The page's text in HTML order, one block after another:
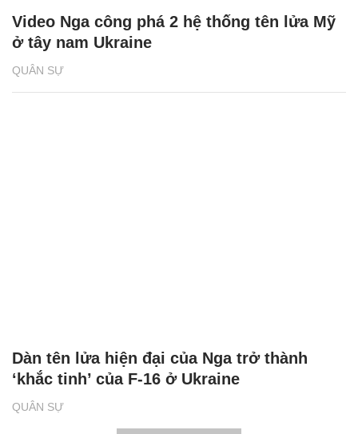
QUÂN SỰ
Video Nga công phá 2 hệ thống tên lửa Mỹ
ở tây nam Ukraine
QUÂN SỰ
Dàn tên lửa hiện đại của Nga trở thành
‘khắc tinh’ của F-16 ở Ukraine